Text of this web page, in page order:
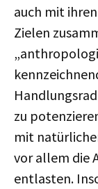
auch mit
Zielen
zu
mit
vor allem die
entlasten.